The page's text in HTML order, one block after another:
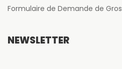
Formulaire de Demande de Gros
NEWSLETTER